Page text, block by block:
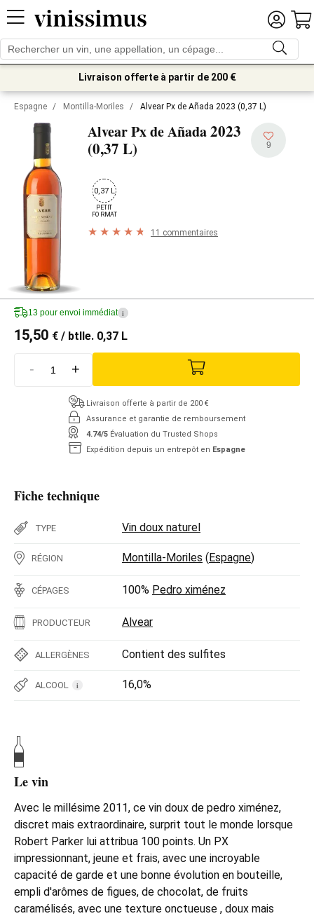
Livraison offerte à partir de 200 €
Espagne / Montilla-Moriles / Alvear Px de Añada 2023 (0,37 L)
Alvear Px de Añada2023
(0,37 L)
9
0,37 L
PETIT
FORMAT
11 commentaires
13 pour envoi immédiat i
15,50 € / btlle. 0,37 L
- +
Livraison offerte à partir de 200 €
Assurance et garantie de remboursement
4.74/5 Évaluation du Trusted Shops
Expédition depuis un entrepôt en Espagne
Fiche technique
TYPE Vin doux naturel
RÉGION Montilla-Moriles (Espagne)
CÉPAGES 100% Pedro ximénez
PRODUCTEUR Alvear
ALLERGÈNES Contient des sulfites
ALCOOL i 16,0%
Le vin
Avec le millésime 2011, ce vin doux de pedro ximénez,
discret mais extraordinaire, surprit tout le monde lorsque
Robert Parker lui attribua 100 points. Un PX
impressionnant, jeune et frais, avec une incroyable
capacité de garde et une bonne évolution en bouteille,
empli d'arômes de figues, de chocolat, de fruits
caramélisés, avec une texture onctueuse , doux mais